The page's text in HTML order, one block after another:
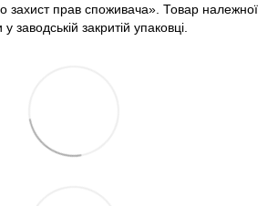
захист прав споживача». Товар належної
заводській закритій упаковці.